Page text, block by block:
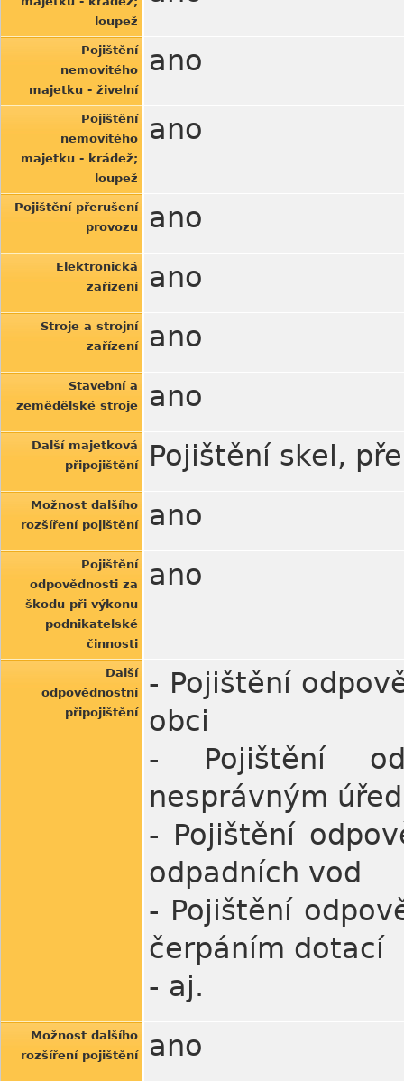
loupež
Pojištění
nemovitého
majetku - živelní
ano
Pojištění
nemovitého
majetku - krádež;
loupež
ano
Pojištění přerušení
provozu
ano
Elektronická
zařízení
ano
Stroje a strojní
zařízení
ano
Stavební a
zemědělské stroje
ano
Další majetková
připojištění
Pojištění skel,
Možnost dalšího
rozšíření pojištění
ano
Pojištění
odpovědnosti za
škodu při výkonu
podnikatelské
činnosti
ano
Další
odpovědnostní
připojištění
- Pojištění
obci
- Pojištění
nesprávným
- Pojištění
odpadních vod
- Pojištění
čerpáním dotací
- aj.
Možnost dalšího
rozšíření pojištění
ano